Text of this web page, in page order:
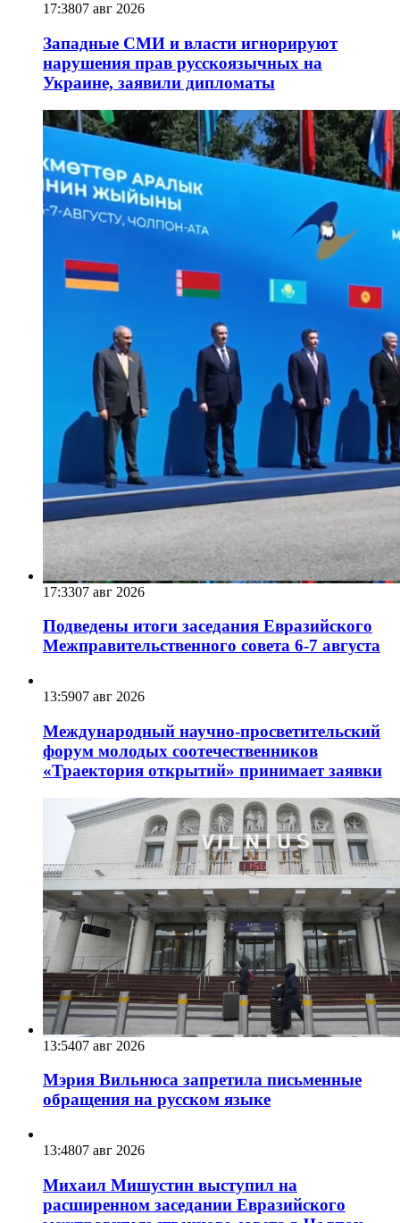
17:3807 авг 2026
Западные СМИ и власти игнорируют
нарушения прав русскоязычных на
Украине, заявили дипломаты
17:3307 авг 2026
Подведены итоги заседания Евразийского
Межправительственного совета 6-7 августа
13:5907 авг 2026
Международный научно-просветительский
форум молодых соотечественников
«Траектория открытий» принимает заявки
13:5407 авг 2026
Мэрия Вильнюса запретила письменные
обращения на русском языке
13:4807 авг 2026
Михаил Мишустин выступил на
расширенном заседании Евразийского